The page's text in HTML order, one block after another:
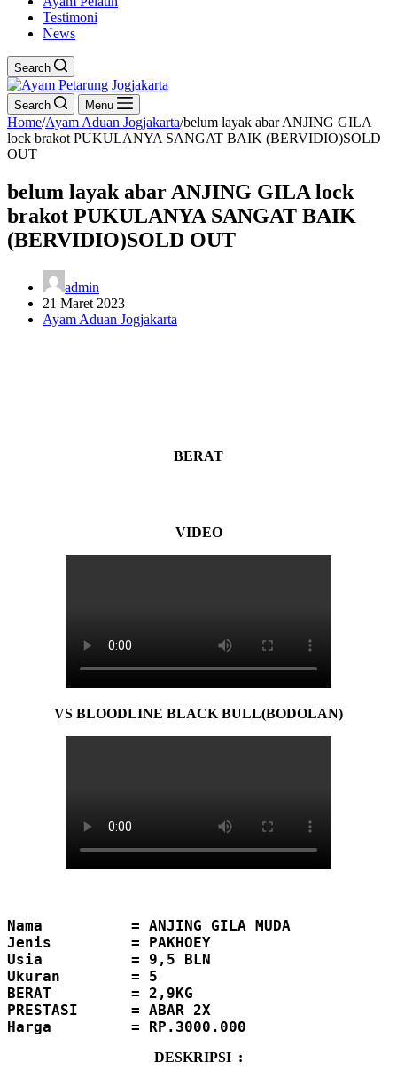
Testimoni
News
Search
Search Menu
Home/Ayam Aduan Jogjakarta/belum layak abar ANJING GILA
lock brakot PUKULANYA SANGAT BAIK (BERVIDIO)SOLD
OUT
belum layak abar ANJING GILA lock
brakot PUKULANYA SANGAT BAIK
(BERVIDIO)SOLD OUT
admin
21 Maret 2023
Ayam Aduan Jogjakarta
BERAT
VIDEO
VS BLOODLINE BLACK BULL(BODOLAN)
Nama          = ANJING GILA MUDA
Jenis         = PAKHOEY
Usia          = 9,5 BLN
Ukuran        = 5
BERAT         = 2,9KG
Harga         = RP.3000.000
DESKRIPSI :